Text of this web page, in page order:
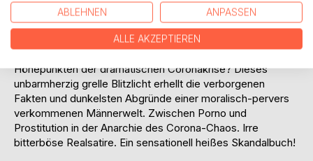
Eine junge Studentin als Zielscheibe und zorniges Sexting-
Objekt verstörender Männerphantasien. Hast du Lust auf
die zwiespältig unterhaltsame, schockierend-bizarre
Enthüllung geheimer Online-Chats live von den sexistischen
Höhepunkten der dramatischen Coronakrise? Dieses
unbarmherzig grelle Blitzlicht erhellt die verborgenen
Fakten und dunkelsten Abgründe einer moralisch-pervers
verkommenen Männerwelt. Zwischen Porno und
Prostitution in der Anarchie des Corona-Chaos. Irre
bitterböse Realsatire. Ein sensationell heißes Skandalbuch!
ABLEHNEN ANPASSEN
ALLE AKZEPTIEREN